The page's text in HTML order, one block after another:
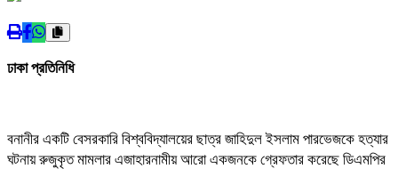
ঢাকা প্রতিনিধি
বনানীর একটি বেসরকারি বিশ্ববিদ্যালয়ের ছাত্র জাহিদুল ইসলাম পারভেজকে হত্যার
ঘটনায় রুজুকৃত মামলার এজাহারনামীয় আরো একজনকে গ্রেফতার করেছে ডিএমপির